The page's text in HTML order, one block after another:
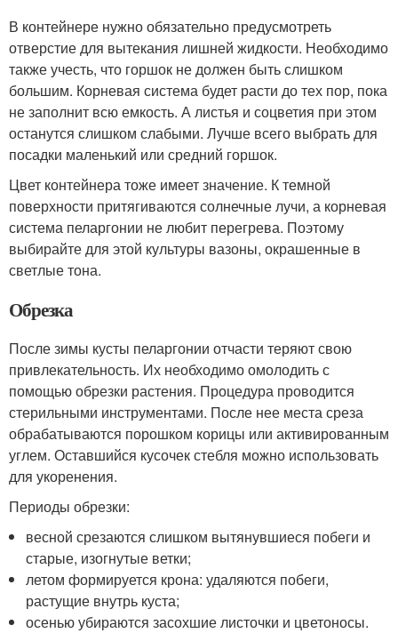
В контейнере нужно обязательно предусмотреть
отверстие для вытекания лишней жидкости. Необходимо
также учесть, что горшок не должен быть слишком
большим. Корневая система будет расти до тех пор, пока
не заполнит всю емкость. А листья и соцветия при этом
останутся слишком слабыми. Лучше всего выбрать для
посадки маленький или средний горшок.
Цвет контейнера тоже имеет значение. К темной
поверхности притягиваются солнечные лучи, а корневая
система пеларгонии не любит перегрева. Поэтому
выбирайте для этой культуры вазоны, окрашенные в
светлые тона.
Обрезка
После зимы кусты пеларгонии отчасти теряют свою
привлекательность. Их необходимо омолодить с
помощью обрезки растения. Процедура проводится
стерильными инструментами. После нее места среза
обрабатываются порошком корицы или активированным
углем. Оставшийся кусочек стебля можно использовать
для укоренения.
Периоды обрезки:
весной срезаются слишком вытянувшиеся побеги и
старые, изогнутые ветки;
летом формируется крона: удаляются побеги,
растущие внутрь куста;
осенью убираются засохшие листочки и цветоносы.